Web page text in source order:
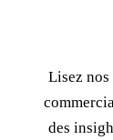
Lisez
des